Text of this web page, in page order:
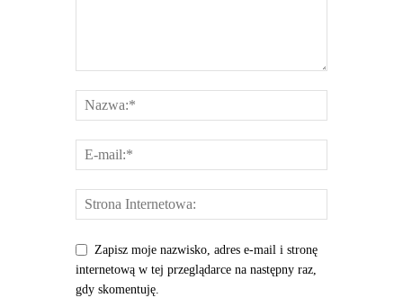
Zapisz moje nazwisko, adres e-mail i stronę
internetową w tej przeglądarce na następny raz,
gdy skomentuję.